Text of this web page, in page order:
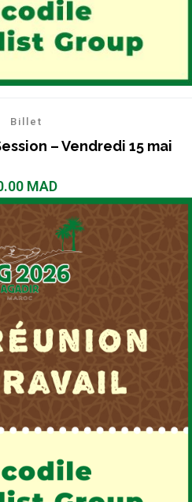
Billet
– Vendredi 15 mai
MAD